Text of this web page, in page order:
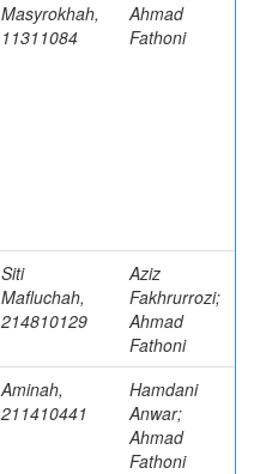
Masyrokhah,
11311084
Ahmad
Fathoni
Siti
Mafluchah,
214810129
Aziz
Fakhrurrozi;
Ahmad
Fathoni
Aminah,
211410441
Hamdani
Anwar;
Ahmad
Fathoni